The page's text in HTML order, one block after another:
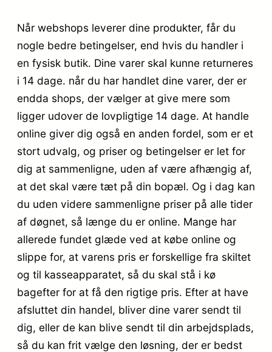
Når webshops leverer dine produkter, får du
nogle bedre betingelser, end hvis du handler i
en fysisk butik. Dine varer skal kunne returneres
i 14 dage. når du har handlet dine varer, der er
endda shops, der vælger at give mere som
ligger udover de lovpligtige 14 dage. At handle
online giver dig også en anden fordel, som er et
stort udvalg, og priser og betingelser er let for
dig at sammenligne, uden af være afhængig af,
at det skal være tæt på din bopæl. Og i dag kan
du uden videre sammenligne priser på alle tider
af døgnet, så længe du er online. Mange har
allerede fundet glæde ved at købe online og
slippe for, at varens pris er forskellige fra skiltet
og til kasseapparatet, så du skal stå i kø
bagefter for at få den rigtige pris. Efter at have
afsluttet din handel, bliver dine varer sendt til
dig, eller de kan blive sendt til din arbejdsplads,
så du kan frit vælge den løsning, der er bedst